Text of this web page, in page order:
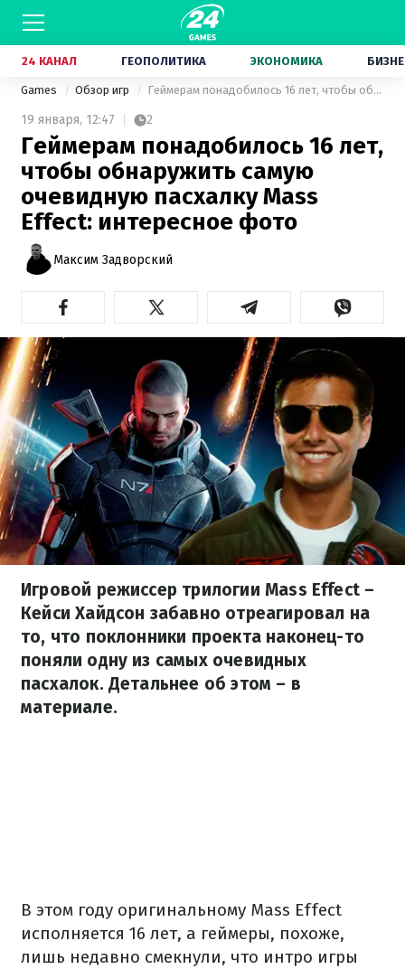
24 КАНАЛ ГЕОПОЛИТИКА ЭКОНОМИКА
Games Обзор игр Геймерам понадобилось 16 лет, чтобы обнаружить самую очевидную пасхалку Mass Effect: интересное фото
19 января, 12:47 2
Геймерам понадобилось 16 лет,
чтобы обнаружить самую
очевидную пасхалку Mass
Effect: интересное фото
Максим Задворский
Игровой режиссер трилогии Mass Effect –
Кейси Хайдсон забавно отреагировал на
то, что поклонники проекта наконец-то
поняли одну из самых очевидных
пасхалок. Детальнее об этом – в
материале.
В этом году оригинальному Mass Effect
исполняется 16 лет, а геймеры, похоже,
лишь недавно смекнули, что интро игры